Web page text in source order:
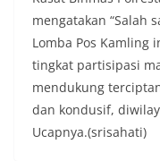
kondusivitas
perayaan
diwarnai
keramaian
diharapkan
diantisipasi
Kelurahan
dan kondusif
mengatakan “Salah
Lomba Pos Kamling
tingkat partisipasi
mendukung
dan kondusif,
Ucapnya.(srisahati)